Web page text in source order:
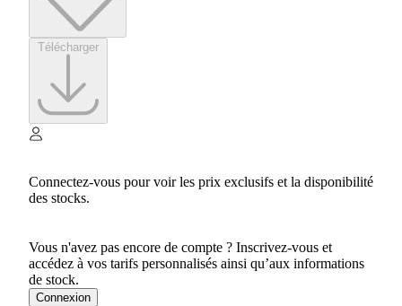
Connectez-vous pour voir les prix exclusifs et la disponibilité
des stocks.
Vous n'avez pas encore de compte ? Inscrivez-vous et
accédez à vos tarifs personnalisés ainsi qu’aux informations
de stock.
Connexion